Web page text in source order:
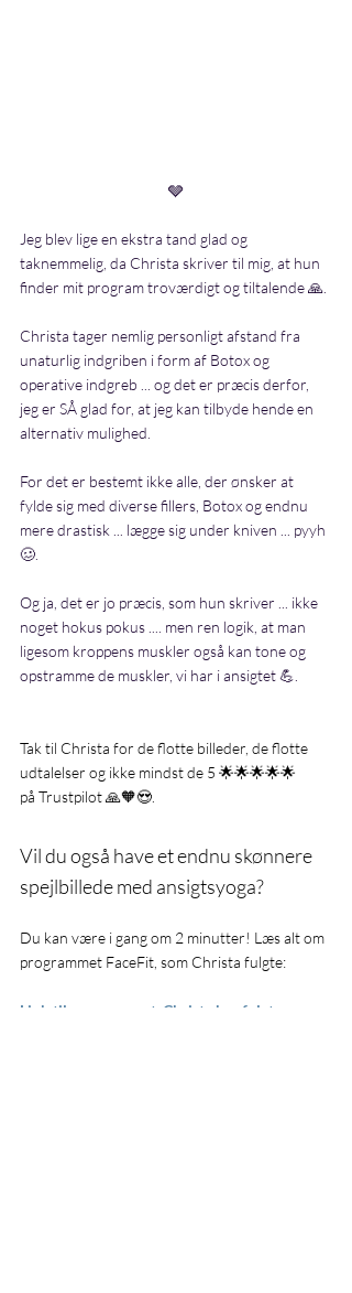
🩶
Jeg blev lige en ekstra tand glad og
taknemmelig, da Christa skriver til mig, at hun
finder mit program troværdigt og tiltalende 🙏.
Christa tager nemlig personligt afstand fra
unaturlig indgriben i form af Botox og
operative indgreb ... og det er præcis derfor,
jeg er SÅ glad for, at jeg kan tilbyde hende en
alternativ mulighed.
For det er bestemt ikke alle, der ønsker at
fylde sig med diverse fillers, Botox og endnu
mere drastisk ... lægge sig under kniven ... pyyh
🥴.
Og ja, det er jo præcis, som hun skriver ... ikke
noget hokus pokus .... men ren logik, at man
ligesom kroppens muskler også kan tone og
opstramme de muskler, vi har i ansigtet 💪.
Tak til Christa for de flotte billeder, de flotte
udtalelser og ikke mindst de 5 🌟🌟🌟🌟🌟
på Trustpilot 🙏🧡😍.
Vil du også have et endnu skønnere
spejlbillede med ansigtsyoga?
Du kan være i gang om 2 minutter! Læs alt om
programmet FaceFit, som Christa fulgte:
Link til programmet, Christa har fulgt >>